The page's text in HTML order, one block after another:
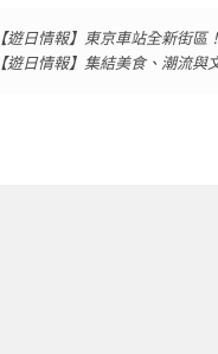
【遊日情報】東京車站全新街區
【遊日情報】集結美食、潮流